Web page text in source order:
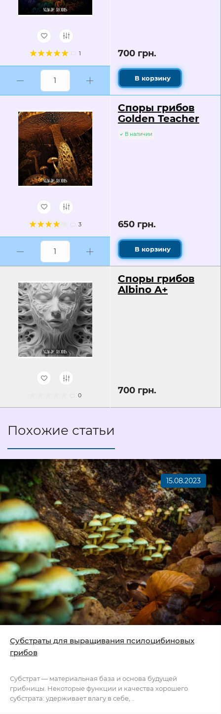
1 700 грн.
В корзину
3
Споры грибов
Golden Teacher
В наличии
650 грн.
В корзину
0
Споры грибов
Albino A+
700 грн.
Похожие статьи
15.08.2023
Субстраты для выращивания псилоцибиновых
грибов
Субстрат — материальная база и основа будущей
грибницы. Некоторые функции и качества хорошего
субстрата: удерживает влагу в себе, ..